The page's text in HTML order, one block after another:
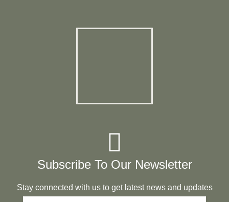
Subscribe To Our Newsletter
Stay connected with us to get latest news and updates